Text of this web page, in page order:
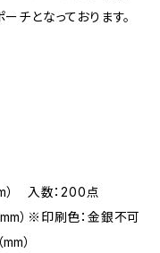
チとなっております。
） 入数：200点
）※印刷色：金銀不可
）